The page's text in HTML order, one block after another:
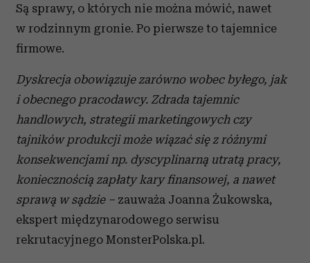
Są sprawy, o których nie można mówić, nawet
w rodzinnym gronie. Po pierwsze to tajemnice
firmowe.
Dyskrecja obowiązuje zarówno wobec byłego, jak
i obecnego pracodawcy. Zdrada tajemnic
handlowych, strategii marketingowych czy
tajników produkcji może wiązać się z różnymi
konsekwencjami np. dyscyplinarną utratą pracy,
koniecznością zapłaty kary finansowej, a nawet
sprawą w sądzie – zauważa Joanna Żukowska,
ekspert międzynarodowego serwisu
rekrutacyjnego MonsterPolska.pl.